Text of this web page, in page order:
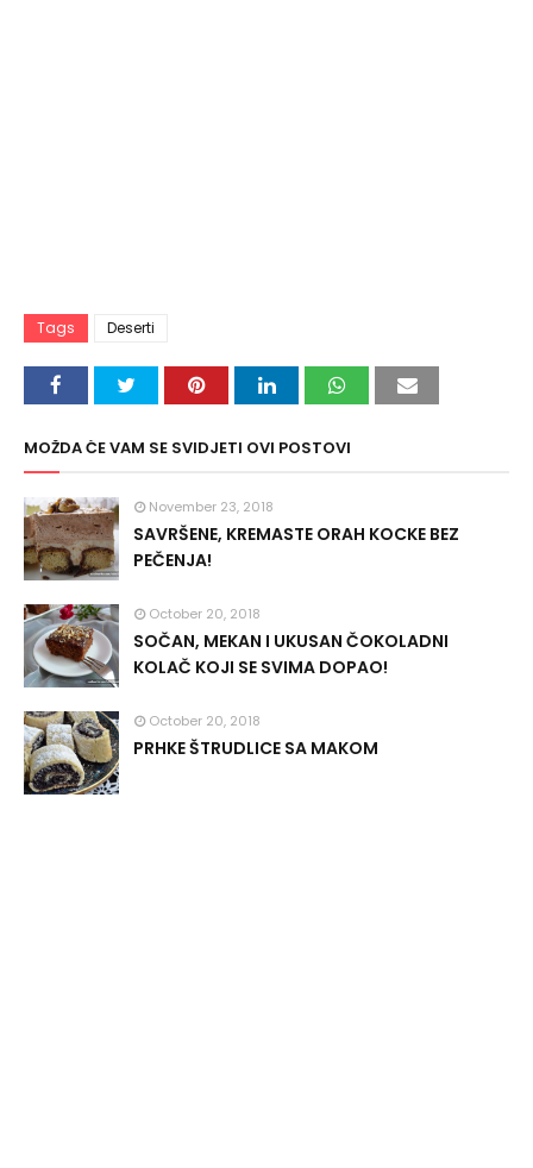
Tags Deserti
MOŽDA ĆE VAM SE SVIDJETI OVI POSTOVI
November 23, 2018
SAVRŠENE, KREMASTE ORAH KOCKE BEZ
PEČENJA!
October 20, 2018
SOČAN, MEKAN I UKUSAN ČOKOLADNI
KOLAČ KOJI SE SVIMA DOPAO!
October 20, 2018
PRHKE ŠTRUDLICE SA MAKOM